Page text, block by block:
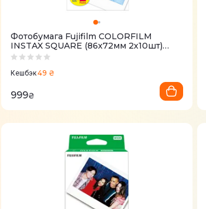
Фотобумага Fujifilm COLORFILM
INSTAX SQUARE (86х72мм 2х10шт)
16576520
Кешбэк49 ₴
999₴